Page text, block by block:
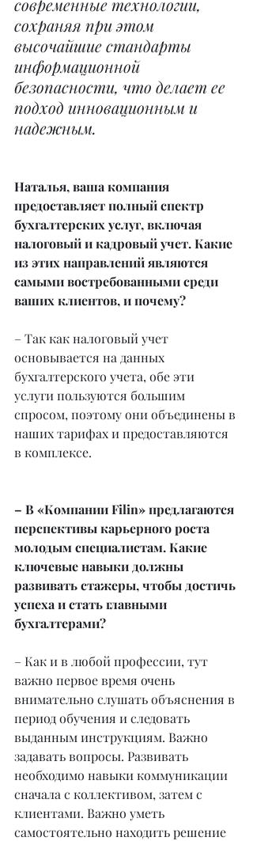
сохраняя при этом
высочайшие стандарты
информационной
безопасности, что делает ее
подход инновационным и
надежным.
Наталья, ваша компания
предоставляет полный спектр
бухгалтерских услуг, включая
налоговый и кадровый учет. Какие
из этих направлений являются
самыми востребованными среди
ваших клиентов, и почему?
– Так как налоговый учет
основывается на данных
бухгалтерского учета, обе эти
услуги пользуются большим
спросом, поэтому они объединены в
наших тарифах и предоставляются
в комплексе.
– В «Компании Filin» предлагаются
перспективы карьерного роста
молодым специалистам. Какие
ключевые навыки должны
развивать стажеры, чтобы достичь
успеха и стать главными
бухгалтерами?
– Как и в любой профессии, тут
важно первое время очень
внимательно слушать объяснения в
период обучения и следовать
выданным инструкциям. Важно
задавать вопросы. Развивать
необходимо навыки коммуникации
сначала с коллективом, затем с
клиентами. Важно уметь
самостоятельно находить решение